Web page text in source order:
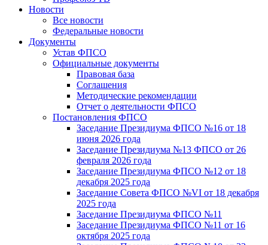
Новости
Все новости
Федеральные новости
Документы
Устав ФПСО
Официальные документы
Правовая база
Соглашения
Методические рекомендации
Отчет о деятельности ФПСО
Постановления ФПСО
Заседание Президиума ФПСО №16 от 18
июня 2026 года
Заседание Президиума №13 ФПСО от 26
февраля 2026 года
Заседание Президиума ФПСО №12 от 18
декабря 2025 года
Заседание Совета ФПСО №VI от 18 декабря
2025 года
Заседание Президиума ФПСО №11
Заседание Президиума ФПСО №11 от 16
октября 2025 года